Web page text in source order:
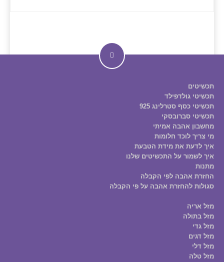
תכשיטים
תכשיטי גולדפילד
תכשיטי כסף סטרלינג 925
תכשיטי סברובסקי
מחשבון אהבה אמיתי
מי צריך לוכד חלומות
איך לדעת את מידת הטבעת
איך לשמור על התכשיטים שלנו
מתנות
החזרת אהבה לפי הקבלה
סגולות להחזרת אהבה על פי הקבלה
מזל אריה
מזל בתולה
מזל גדי
מזל דגים
מזל דלי
מזל טלה